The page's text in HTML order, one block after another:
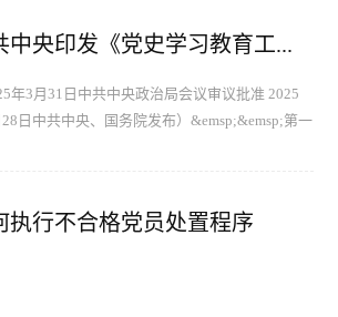
中共中央印发《党史学习教育工作条例》
年3月31日中共中央政治局会议审议批准 2025
日中共中央、国务院发布）&emsp;&emsp;第一
执行不合格党员处置程序